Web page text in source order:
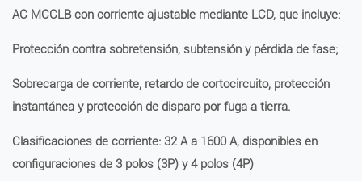
AC MCCLB con corriente ajustable mediante LCD, que incluye:
Protección contra sobretensión, subtensión y pérdida de fase;
Sobrecarga de corriente, retardo de cortocircuito, protección
instantánea y protección de disparo por fuga a tierra.
Clasificaciones de corriente: 32 A a 1600 A, disponibles en
configuraciones de 3 polos (3P) y 4 polos (4P)